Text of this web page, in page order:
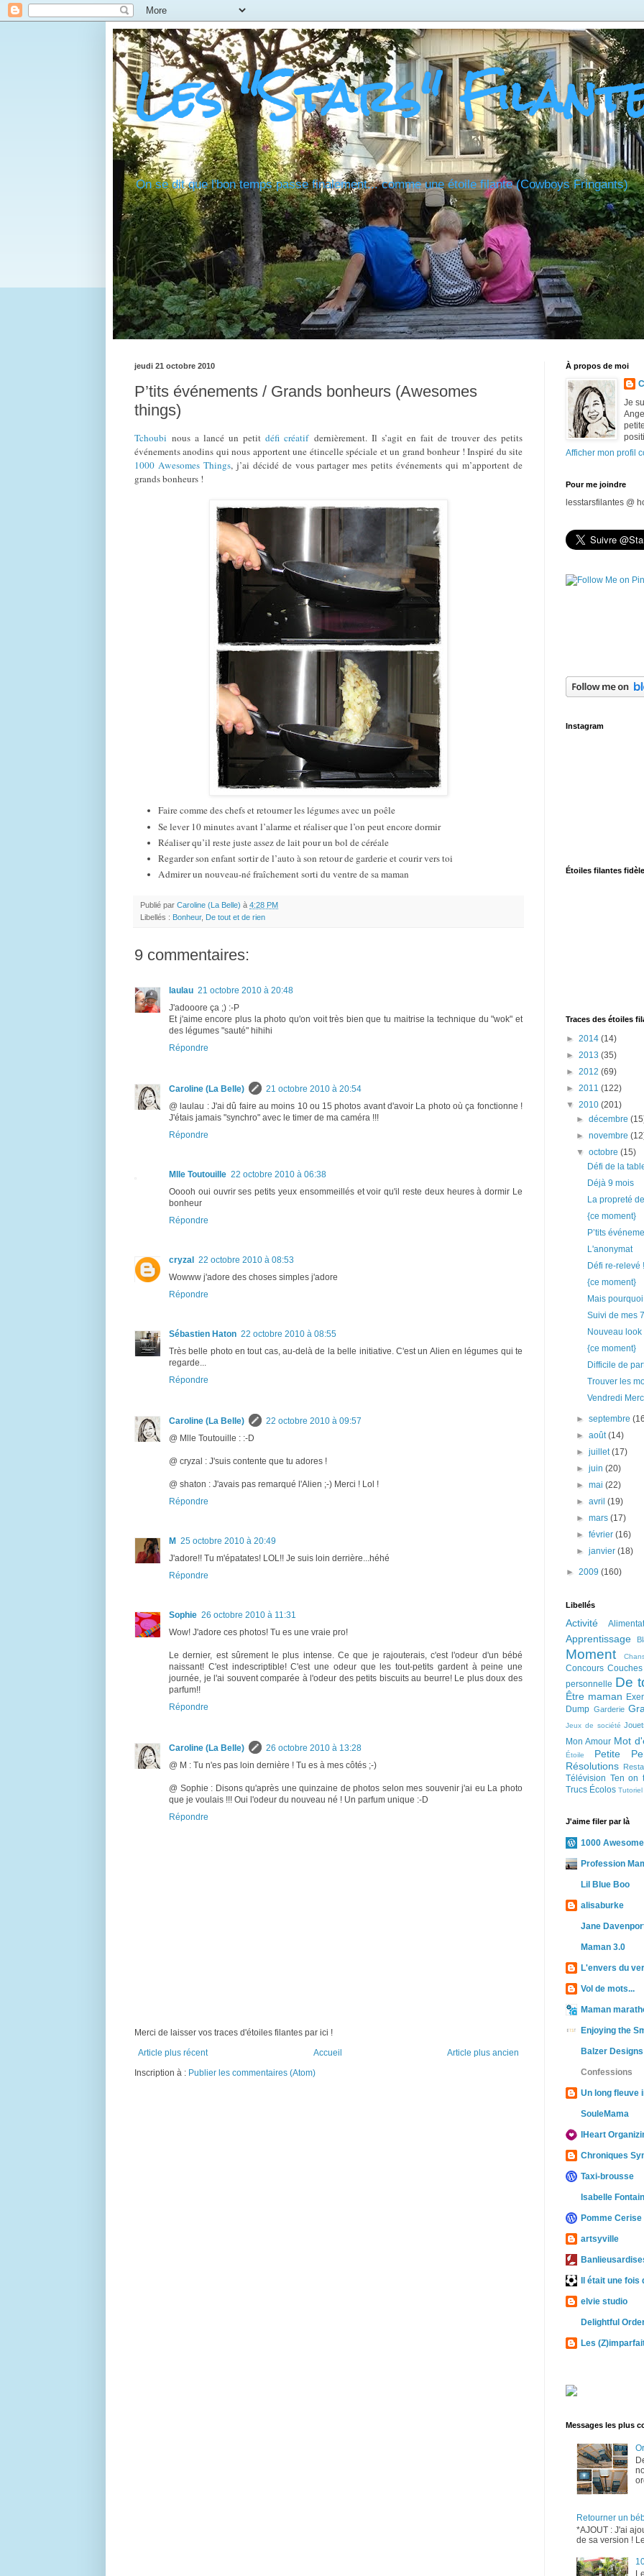
Les "Stars"
On se dit que l'bon temps passe finalement... comme une étoile filante (Cowboys Fringants)
jeudi 21 octobre 2010
P’tits événements / Grands bonheurs (Awesomes
things)
Tchoubi nous a lancé un petitdéfi créatifdernièrement. Il s’agit en fait de trouver des petits
événements anodins qui nous apportent une étincelle spéciale et un grand bonheur ! Inspiré du site
1000 Awesomes Things, j’ai décidé de vous partager mes petits événements qui m’apportent de
grands bonheurs !
Faire comme des chefs et retourner les légumes avec un poêle
Se lever 10 minutes avant l’alarme et réaliser que l’on peut encore dormir
Réaliser qu’il reste juste assez de lait pour un bol de céréale
Regarder son enfant sortir de l’auto à son retour de garderie et courir vers toi
Admirer un nouveau-né fraîchement sorti du ventre de sa maman
Publié par Caroline (La Belle) à 4:28 PM
Libellés : Bonheur, De tout et de rien
9 commentaires:
laulau 21 octobre 2010 à 20:48
J'adooore ça ;) :-P
Et j'aime encore plus la photo qu'on voit très bien que tu maitrise la technique du "wok" et
des légumes "sauté" hihihi
Répondre
Caroline (La Belle)
21 octobre 2010 à 20:54
@ laulau : J'ai dû faire au moins 10 ou 15 photos avant d'avoir La photo où ça fonctionne !
J'étais jamais "synchro" avec le timer de ma caméra !!!
Répondre
Mlle Toutouille 22 octobre 2010 à 06:38
Ooooh oui ouvrir ses petits yeux ensommeillés et voir qu'il reste deux heures à dormir Le
bonheur
Répondre
cryzal
22 octobre 2010 à 08:53
Wowww j'adore des choses simples j'adore
Répondre
Sébastien Haton 22 octobre 2010 à 08:55
Très belle photo en tout cas, au-delà de la belle initiative. C'est un Alien en légumes qui te
regarde...
Répondre
Caroline (La Belle)
22 octobre 2010 à 09:57
@ Mlle Toutouille : :-D
@ cryzal : J'suis contente que tu adores !
@ shaton : J'avais pas remarqué l'Alien ;-) Merci ! Lol !
Répondre
M 25 octobre 2010 à 20:49
J'adore!! Tu m'épatates! LOL!! Je suis loin derrière...héhé
Répondre
Sophie 26 octobre 2010 à 11:31
Wow! J'adore ces photos! Tu es une vraie pro!
Le dernier, est sûrement le plus intense. Ce que je rajouterais, c'est l'odeur d'un bébé
naissant! C'est indescriptible! C'est une odeur que les tout-petits gardent à peine une
journée, je l'ai souvent comparée à l'odeur des petits biscuits au beurre! Le plus doux des
parfum!!
Répondre
Caroline (La Belle)
26 octobre 2010 à 13:28
@ M : Tu n'es pas loin dernière ! Tu es à mes côtés ;-)
@ Sophie : Disons qu'après une quinzaine de photos selon mes souvenir j'ai eu La photo
que je voulais !!! Oui l'odeur du nouveau né ! Un parfum unique :-D
Répondre
Merci de laisser vos traces d'étoiles filantes par ici !
Article plus récent
Article plus ancien
Accueil
Inscription à : Publier les commentaires (Atom)
À propos de moi
Je
Afficher mon profil
Pour me joindre
lesstarsfilantes @
Instagram
Étoiles filantes
Traces des étoiles
► 2014 (14)
► 2013 (35)
► 2012 (69)
► 2011 (122)
▼ 2010 (201)
►décembre
►novembre
▼octobre(15)
Défi de la
Déjà 9 mois
La propreté
{ce moment}
P’tits
L'anonymat
Défi re-relevé !
{ce moment}
Mais
Suivi de mes
Nouveau look
{ce moment}
Difficile de
Trouver les
Vendredi
►septembre
►août(14)
►juillet(17)
►juin(20)
►mai(22)
►avril(19)
►mars(17)
►février(16)
►janvier(18)
► 2009 (160)
Libellés
Activité
Apprentissage
Moment
Concours Couches
personnelle De
Être maman
Dump Garderie
Jeux de société
Mon Amour Mot
Étoile
Petite
Résolutions
Télévision Ten on
Trucs Écolos Tutoriel
J'aime filer par là
1000
Profession
Lil Blue Boo
alisaburke
Jane
Maman 3.0
L'envers du
Vol de mots...
Maman
Enjoying the
Balzer Designs
Confessions
Un long fleuve
SouleMama
IHeart
Chroniques
Taxi-brousse
Isabelle
Pomme Cerise
artsyville
Il était une fois
elvie studio
Delightful
Les
Messages les plus
Retourner un
*AJOUT : J'ai
de sa version !